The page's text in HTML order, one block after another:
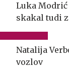
Luka Modrić
skakal tudi
Natalija
vozlov